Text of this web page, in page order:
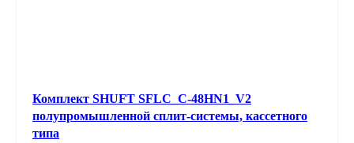
Комплект SHUFT SFLC_C-48HN1_V2
полупромышленной сплит-системы, кассетного
типа